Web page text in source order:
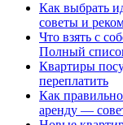
Как выбрать
советы и
Что взять с
Полный
Квартиры
переплатить
Как
аренду —